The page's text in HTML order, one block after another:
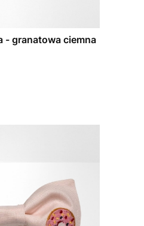
- granatowa ciemna